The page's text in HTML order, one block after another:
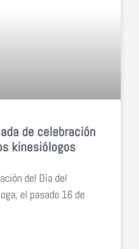
de celebración
kinesiólogos
del Día del
el pasado 16 de